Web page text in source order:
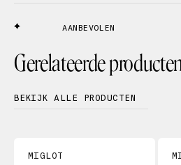
AANBEVOLEN
Gerelateerde
BEKIJK ALLE PRODUCTEN
MIGLOT